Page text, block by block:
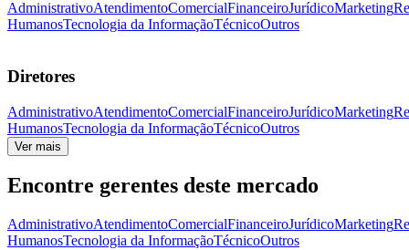
AdministrativoAtendimentoComercialFinanceiroJurídicoMarketing
HumanosTecnologia da InformaçãoTécnicoOutros
Diretores
AdministrativoAtendimentoComercialFinanceiroJurídicoMarketing
HumanosTecnologia da InformaçãoTécnicoOutros
Ver mais
Encontre gerentes deste mercado
AdministrativoAtendimentoComercialFinanceiroJurídicoMarketing
HumanosTecnologia da InformaçãoTécnicoOutros